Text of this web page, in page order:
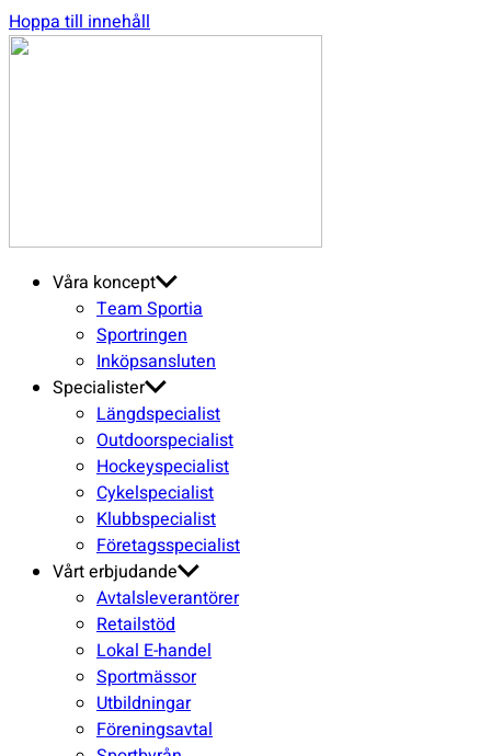
Hoppa till innehåll
Våra koncept
Team Sportia
Sportringen
Inköpsansluten
Specialister
Längdspecialist
Outdoorspecialist
Hockeyspecialist
Cykelspecialist
Klubbspecialist
Företagsspecialist
Vårt erbjudande
Avtalsleverantörer
Retailstöd
Lokal E-handel
Sportmässor
Utbildningar
Föreningsavtal